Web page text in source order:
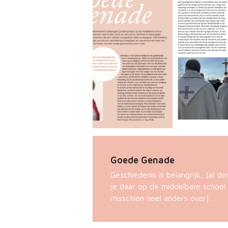
Goede Genade
Geschiedenis is belangrijk, (al
je daar op de middelbare school
misschien heel anders over)…